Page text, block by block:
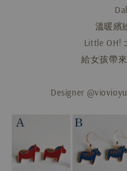
溫暖繽
Little OH!
給女孩帶
Designer